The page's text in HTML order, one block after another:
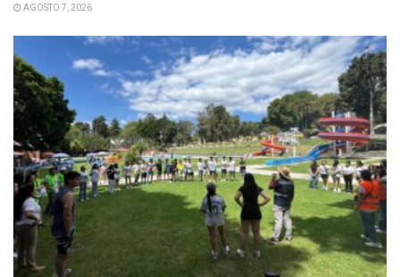
AGOSTO 7, 2026